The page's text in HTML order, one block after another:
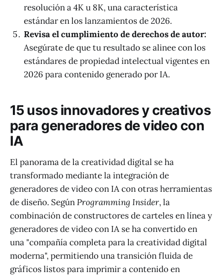
resolución a 4K u 8K, una característica
estándar en los lanzamientos de 2026.
Revisa el cumplimiento de derechos de autor:
Asegúrate de que tu resultado se alinee con los
estándares de propiedad intelectual vigentes en
2026 para contenido generado por IA.
15 usos innovadores y creativos
para generadores de video con
IA
El panorama de la creatividad digital se ha
transformado mediante la integración de
generadores de video con IA con otras herramientas
de diseño. SegúnProgramming Insider, la
combinación de constructores de carteles en línea y
generadores de video con IA se ha convertido en
una "compañía completa para la creatividad digital
moderna", permitiendo una transición fluida de
gráficos listos para imprimir a contenido en